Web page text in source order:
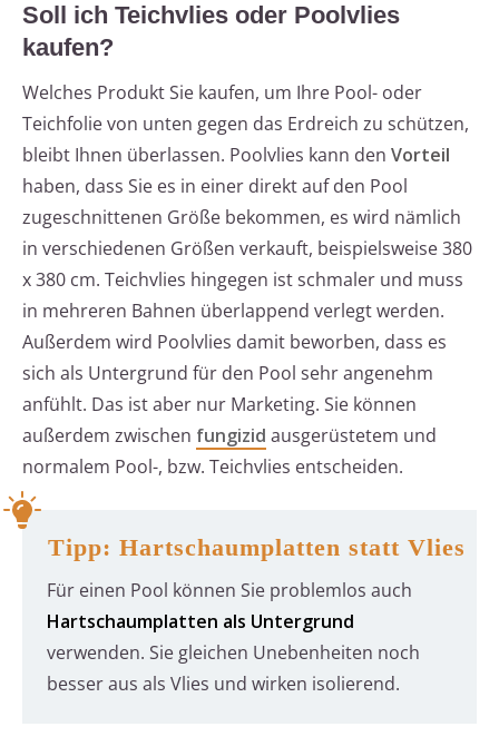
Soll ich Teichvlies oder Poolvlies
kaufen?
Welches Produkt Sie kaufen, um Ihre Pool- oder
Teichfolie von unten gegen das Erdreich zu schützen,
bleibt Ihnen überlassen. Poolvlies kann den Vorteil
haben, dass Sie es in einer direkt auf den Pool
zugeschnittenen Größe bekommen, es wird nämlich
in verschiedenen Größen verkauft, beispielsweise 380
x 380 cm. Teichvlies hingegen ist schmaler und muss
in mehreren Bahnen überlappend verlegt werden.
Außerdem wird Poolvlies damit beworben, dass es
sich als Untergrund für den Pool sehr angenehm
anfühlt. Das ist aber nur Marketing. Sie können
außerdem zwischen fungizid ausgerüstetem und
normalem Pool-, bzw. Teichvlies entscheiden.
Tipp: Hartschaumplatten statt Vlies
Für einen Pool können Sie problemlos auch
Hartschaumplatten als Untergrund
verwenden. Sie gleichen Unebenheiten noch
besser aus als Vlies und wirken isolierend.